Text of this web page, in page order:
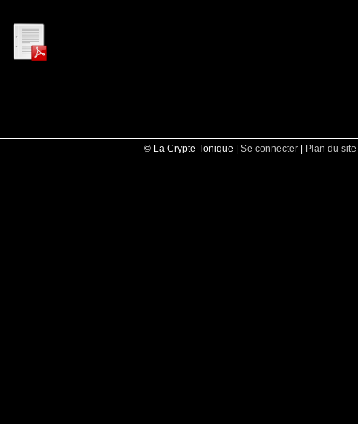
© La Crypte Tonique | Se connecter | Plan du site